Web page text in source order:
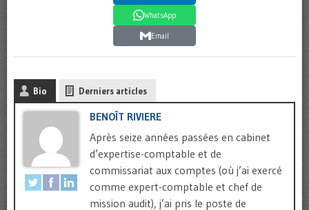
WhatsApp
Email
Bio Derniers articles
BENOÎT RIVIERE
Après seize années passées en cabinet
d’expertise-comptable et de
commissariat aux comptes (où j’ai exercé
comme expert-comptable et chef de
mission audit), j’ai pris le poste de